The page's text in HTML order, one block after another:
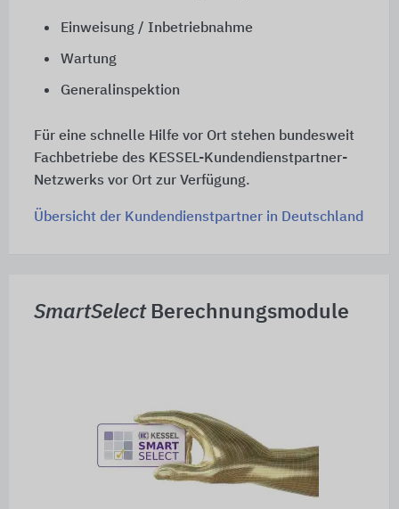
Einweisung / Inbetriebnahme
Wartung
Generalinspektion
Für eine schnelle Hilfe vor Ort stehen bundesweit
Fachbetriebe des KESSEL-Kundendienstpartner-
Netzwerks vor Ort zur Verfügung.
Übersicht der Kundendienstpartner in Deutschland
SmartSelect Berechnungsmodule